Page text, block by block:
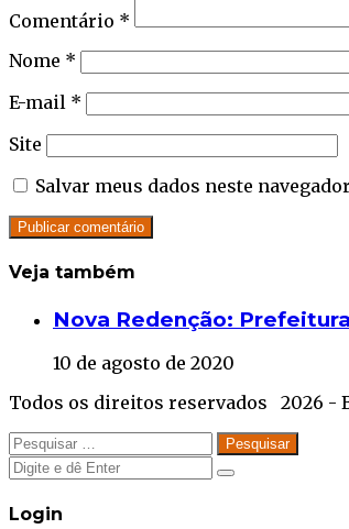
Comentário *
Nome *
E-mail *
Site
Salvar meus dados neste
Veja também
CloseNova Redenção:
10 de agosto de 2020
Todos os direitos reservados 2026 -
Close
Pesquisar
por:
Close
Close
Login